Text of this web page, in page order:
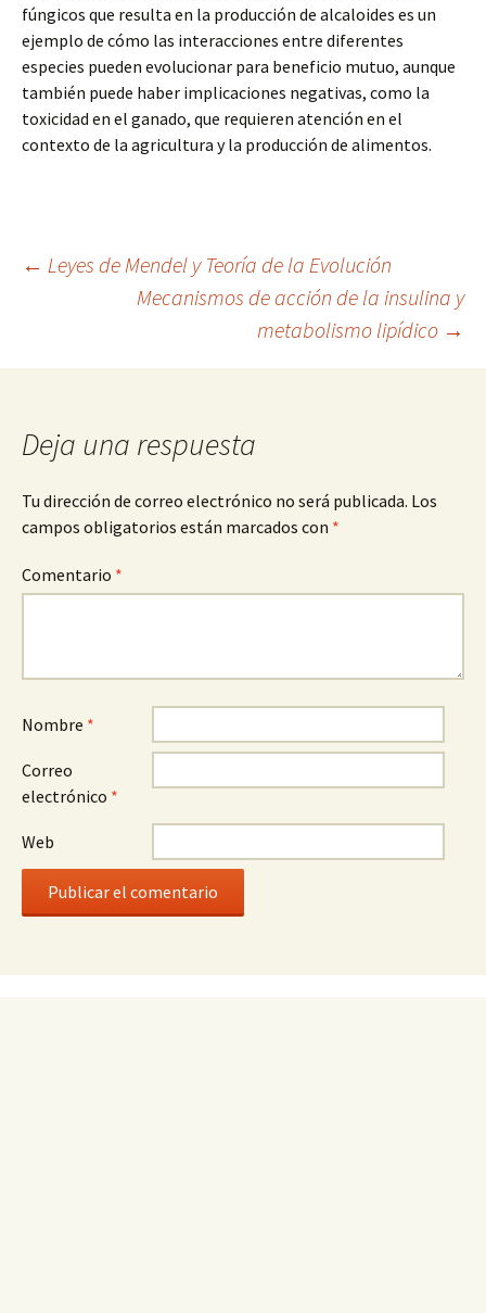
fúngicos que resulta en la producción de alcaloides es un
ejemplo de cómo las interacciones entre diferentes
especies pueden evolucionar para beneficio mutuo, aunque
también puede haber implicaciones negativas, como la
toxicidad en el ganado, que requieren atención en el
contexto de la agricultura y la producción de alimentos.
Navegación
← Leyes de Mendel y Teoría de la Evolución
Mecanismos de acción de la insulina y
metabolismo lipídico →
Deja una respuesta
Tu dirección de correo electrónico no será publicada. Los
campos obligatorios están marcados con *
Comentario *
Nombre *
Correo
electrónico *
Web